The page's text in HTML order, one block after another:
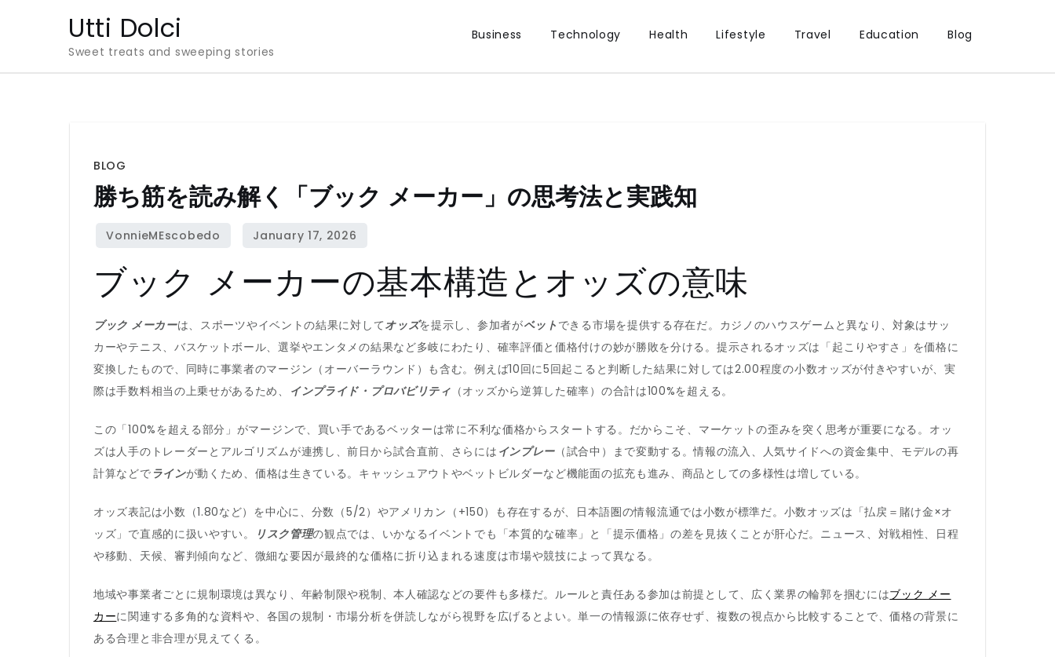
Utti Dolci
Sweet treats and sweeping stories
Business Technology Health Lifestyle Travel Education Blog
BLOG
勝ち筋を読み解く「ブック メーカー」の思考法と実践知
ブック メーカーの基本構造とオッズの意味
ブック メーカーは、スポーツやイベントの結果に対してオッズを提示し、参加者がベット できる市場を提供する存在だ。カジノのハウスゲームと異なり、対象はサッ
カーやテニス、バスケットボール、選挙やエンタメの結果など多岐にわたり、確率評価と価格付けの妙が勝敗を分ける。提示されるオッズは「起こりやすさ」を価格に
変換したもので、同時に事業者のマージン（オーバーラウンド）も含む。例えば10回に5回起こると判断した結果に対しては2.00程度の小数オッズが付きやすいが、実
際は手数料相当の上乗せがあるため、
インプライド・プロバビリティ （オッズから逆算した確率）の合計は100%を超える。
この「100%を超える部分」がマージンで、買い手であるベッターは常に不利な価格からスタートする。だからこそ、マーケットの歪みを突く思考が重要になる。オッ
ズは人手のトレーダーとアルゴリズムが連携し、前日から試合直前、さらには インプレー （試合中）まで変動する。情報の流入、人気サイドへの資金集中、モデルの再
計算などで ラインが動くため、価格は生きている。キャッシュアウトやベットビルダーなど機能面の拡充も進み、商品としての多様性は増している。
オッズ表記は小数（1.80など）を中心に、分数（5/2）やアメリカン（+150）も存在するが、日本語圏の情報流通では小数が標準だ。小数オッズは「払戻＝賭け金×オ
ッズ」で直感的に扱いやすい。
リスク管理の観点では、いかなるイベントでも「本質的な確率」と「提示価格」の差を見抜くことが肝心だ。ニュース、対戦相性、日程
や移動、天候、審判傾向など、微細な要因が最終的な価格に折り込まれる速度は市場や競技によって異なる。
地域や事業者ごとに規制環境は異なり、年齢制限や税制、本人確認などの要件も多様だ。ルールと責任ある参加は前提として、広く業界の輪郭を掴むにはブック メー
カーに関連する多角的な資料や、各国の規制・市場分析を併読しながら視野を広げるとよい。単一の情報源に依存せず、複数の視点から比較することで、価格の背景に
ある合理と非合理が見えてくる。